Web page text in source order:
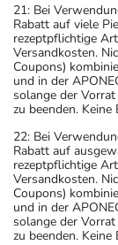
21: Bei
Rabatt auf viele
rezeptpflichtige
Versandkosten.
Coupons)
und in der
solange der
zu beenden. Keine
22: Bei
Rabatt auf
rezeptpflichtige
Versandkosten.
Coupons)
und in der
solange der
zu beenden. Keine